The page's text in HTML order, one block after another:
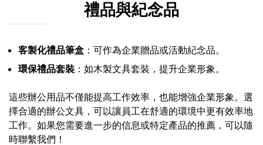
禮品與紀念品
客製化禮品筆盒 ：可作為企業贈品或活動紀念品。
環保禮品套裝 ：如木製文具套裝，提升企業形象。
這些辦公用品不僅能提高工作效率，也能增強企業形象。選
擇合適的辦公文具，可以讓員工在舒適的環境中更有效率地
工作。如果您需要進一步的信息或特定產品的推薦，可以隨
時聯繫我們！